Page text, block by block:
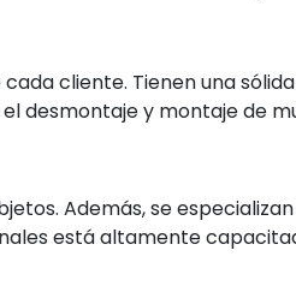
cliente. Tienen una
desmontaje y montaje de
Además, se
está altamente